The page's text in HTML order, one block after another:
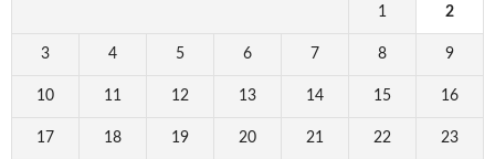
1 2
3 4 5 6 7 8 9
10 11 12 13 14 15 16
17 18 19 20 21 22 23